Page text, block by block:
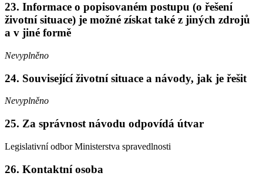
23. Informace o popisovaném postupu (o řešení
životní situace) je možné získat také z jiných zdrojů
a v jiné formě
Nevyplněno
24. Související životní situace a návody, jak je řešit
Nevyplněno
25. Za správnost návodu odpovídá útvar
Legislativní odbor Ministerstva spravedlnosti
26. Kontaktní osoba